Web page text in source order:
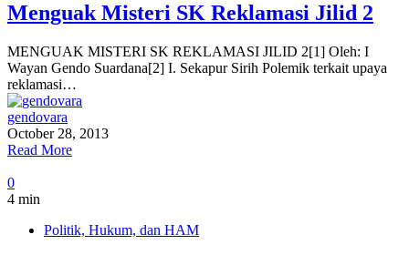
Menguak Misteri SK Reklamasi Jilid 2
MENGUAK MISTERI SK REKLAMASI JILID 2[1] Oleh: I
Wayan Gendo Suardana[2] I. Sekapur Sirih Polemik terkait upaya
reklamasi…
gendovara
October 28, 2013
Read More
0
4 min
Politik, Hukum, dan HAM